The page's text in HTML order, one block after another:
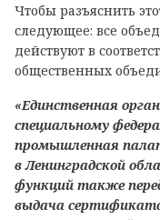
Чтобы разъяснить
следующее: все
действуют в
общественных
«Единственная
специальному
промышленная
в Ленинградской
функций также
выдача